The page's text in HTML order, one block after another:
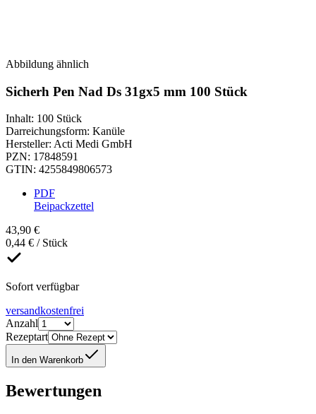
Abbildung ähnlich
Sicherh Pen Nad Ds 31gx5 mm 100 Stück
Inhalt: 100 Stück
Darreichungsform: Kanüle
Hersteller: Acti Medi GmbH
PZN: 17848591
GTIN: 4255849806573
PDF
Beipackzettel
43,90 €
0,44 € / Stück
Sofort verfügbar
versandkostenfrei
Anzahl
Rezeptart
In den Warenkorb
Bewertungen